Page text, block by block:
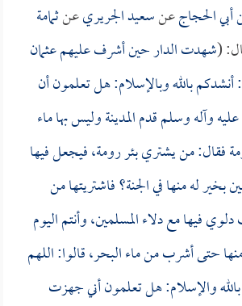
أبي الحجاجعنسعيد الجريريعنثمامة
(شهدت الدار حين أشرف عليهمعثمان
بالله وبالإسلام: هل تعلمون أن
وآله وسلم قدم المدينة وليس بها ماء
فقال: من يشتري بئر رومة، فيجعل فيها
بخير له منها في الجنة؟ فاشتريتها من
فيها مع دلاء المسلمين، وأنتم اليوم
حتى أشرب من ماء البحر، قالوا: اللهم
والإسلام: هل تعلمون أني جهزت